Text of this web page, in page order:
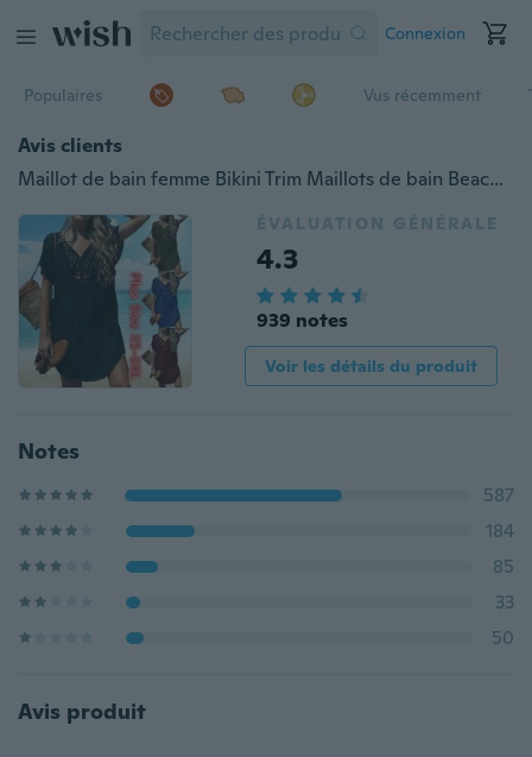
Connexion
Populaires Vus récemment
Avis clients
Maillot de bain femme Bikini Trim Maillots de bain Beach Beach Wear Swim Wear Cover Up Dress Blouse T Shirt
ÉVALUATION GÉNÉRALE
4.3
939 notes
Voir les détails du produit
Notes
587
184
85
33
50
Avis produit